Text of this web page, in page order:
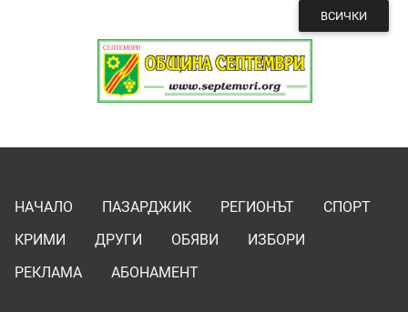
ВСИЧКИ
НАЧАЛО ПАЗАРДЖИК РЕГИОНЪТ
СПОРТ
КРИМИ
ДРУГИ ОБЯВИ
ИЗБОРИ
РЕКЛАМА
АБОНАМЕНТ